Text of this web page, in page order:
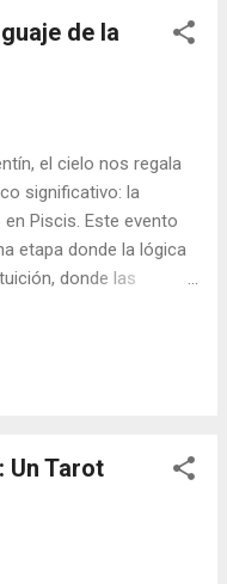
una visión meramente
acto de integración
de la
el cielo nos regala
significativo: la
Piscis. Este evento
etapa donde la lógica
donde las
y la
el rápido y racional
se logra a
más que de
Un Tarot